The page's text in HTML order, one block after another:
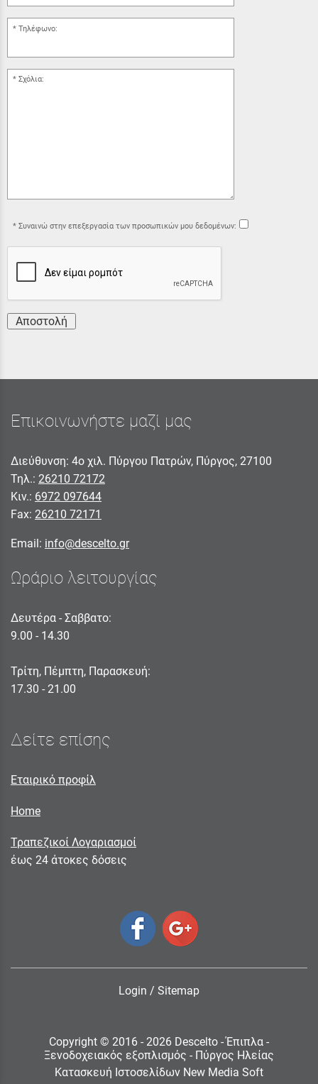
Τηλέφωνο:
Σχόλια:
Συναινώ στην επεξεργασία των προσωπικών μου δεδομένων:
Αποστολή
Επικοινωνήστε μαζί μας
Διεύθυνση: 4ο χιλ. Πύργου Πατρών, Πύργος, 27100
Τηλ.: 26210 72172
Κιν.: 6972 097644
Fax: 26210 72171
Email: info@descelto.gr
Ωράριο λειτουργίας
Δευτέρα - Σαββατο:
9.00 - 14.30
Τρίτη, Πέμπτη, Παρασκευή:
17.30 - 21.00
Δείτε επίσης
Εταιρικό προφίλ
Home
Τραπεζικοί Λογαριασμοί
έως 24 άτοκες δόσεις
Login / Sitemap
Copyright © 2016 - 2026 Descelto - Έπιπλα -
Ξενοδοχειακός εξοπλισμός - Πύργος Ηλείας
Κατασκευή Ιστοσελίδων New Media Soft